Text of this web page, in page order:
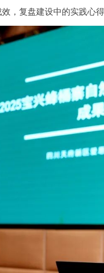
，复盘建设中的实践心